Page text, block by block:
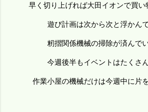
早く切り上げれば大田イオンで買い
遊び計画は次から次と浮かん
籾摺関係機械の掃除が済んでい
今週後半もイベントはたくさん
作業小屋の機械だけは今週中に片